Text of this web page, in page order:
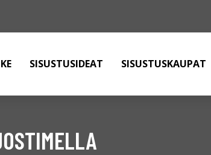
SISUSTUSIDEAT SISUSTUSKAUPAT